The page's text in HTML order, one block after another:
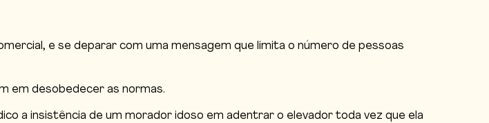
e se deparar com uma mensagem que limita o número de pessoas
em desobedecer as normas.
a insistência de um morador idoso em adentrar o elevador toda vez que ela